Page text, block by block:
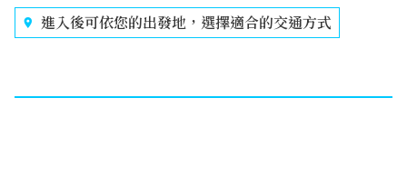
進入後可依您的出發地，選擇適合的交通方式